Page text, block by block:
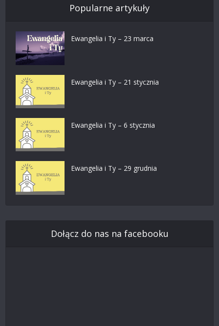
Popularne artykuły
Ewangelia i Ty – 23 marca
Ewangelia i Ty – 21 stycznia
Ewangelia i Ty – 6 stycznia
Ewangelia i Ty – 29 grudnia
Dołącz do nas na facebooku